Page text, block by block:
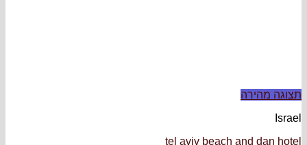
tel aviv beach